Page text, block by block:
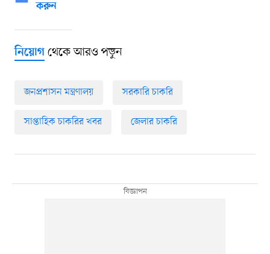
করুন
নিয়োগথেকে আরও পড়ুন
জনপ্রশাসন মন্ত্রণালয় সরকারি চাকরি
সাপ্তাহিক চাকরির খবর জেলার চাকরি